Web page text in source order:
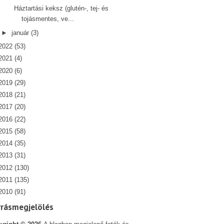
Háztartási keksz (glutén-, tej- és
tojásmentes, ve...
► január (3)
(53)
(4)
(6)
(29)
(21)
(20)
(22)
(58)
(35)
(31)
(130)
(135)
(91)